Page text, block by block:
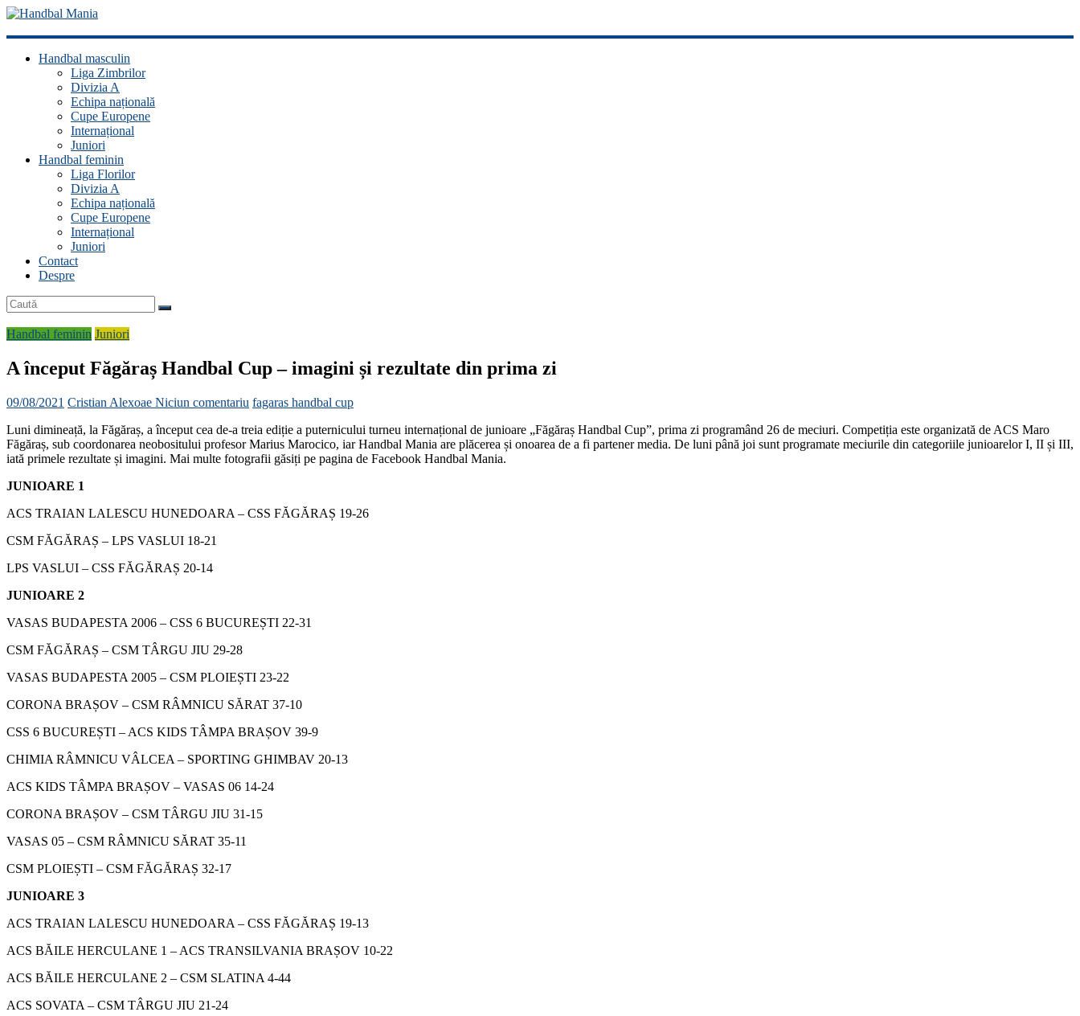
Handbal
ManiaHandbal masculin
Liga Zimbrilor
Divizia A
Echipa națională
Cupe Europene
Internațional
Juniori
Handbal feminin
Liga Florilor
Divizia A
Echipa națională
Cupe Europene
Internațional
Juniori
Contact
Despre
Handbal feminin Juniori
A început Făgăraș Handbal Cup – imagini și rezultate din prima zi
09/08/2021 Cristian Alexoae Niciun comentariu fagaras handbal cup
Luni dimineață, la Făgăraș, a început cea de-a treia ediție a puternicului turneu internațional de junioare „Făgăraș Handbal Cup”, prima zi programând 26 de meciuri. Competiția este organizată de ACS Maro
Făgăraș, sub coordonarea neobositului profesor Marius Marocico, iar Handbal Mania are plăcerea și onoarea de a fi partener media. De luni până joi sunt programate meciurile din categoriile junioarelor I, II și III,
iată primele rezultate și imagini. Mai multe fotografii găsiți pe pagina de Facebook Handbal Mania.
JUNIOARE 1
ACS TRAIAN LALESCU HUNEDOARA – CSS FĂGĂRAȘ 19-26
CSM FĂGĂRAȘ – LPS VASLUI 18-21
LPS VASLUI – CSS FĂGĂRAȘ 20-14
JUNIOARE 2
VASAS BUDAPESTA 2006 – CSS 6 BUCUREȘTI 22-31
CSM FĂGĂRAȘ – CSM TÂRGU JIU 29-28
VASAS BUDAPESTA 2005 – CSM PLOIEȘTI 23-22
CORONA BRAȘOV – CSM RÂMNICU SĂRAT 37-10
CSS 6 BUCUREȘTI – ACS KIDS TÂMPA BRAȘOV 39-9
CHIMIA RÂMNICU VÂLCEA – SPORTING GHIMBAV 20-13
ACS KIDS TÂMPA BRAȘOV – VASAS 06 14-24
CORONA BRAȘOV – CSM TÂRGU JIU 31-15
VASAS 05 – CSM RÂMNICU SĂRAT 35-11
CSM PLOIEȘTI – CSM FĂGĂRAȘ 32-17
JUNIOARE 3
ACS TRAIAN LALESCU HUNEDOARA – CSS FĂGĂRAȘ 19-13
ACS BĂILE HERCULANE 1 – ACS TRANSILVANIA BRAȘOV 10-22
ACS BĂILE HERCULANE 2 – CSM SLATINA 4-44
ACS SOVATA – CSM TÂRGU JIU 21-24